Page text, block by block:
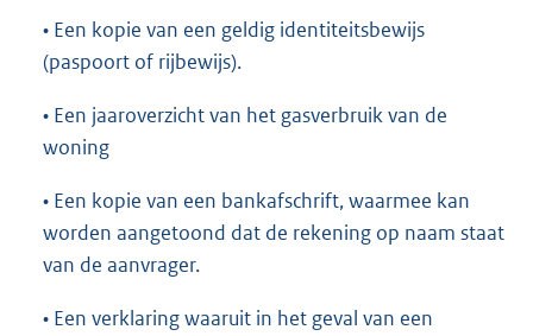
• Een kopie van een geldig identiteitsbewijs
(paspoort of rijbewijs).
• Een jaaroverzicht van het gasverbruik van de
woning
• Een kopie van een bankafschrift, waarmee kan
worden aangetoond dat de rekening op naam staat
van de aanvrager.
• Een verklaring waaruit in het geval van een